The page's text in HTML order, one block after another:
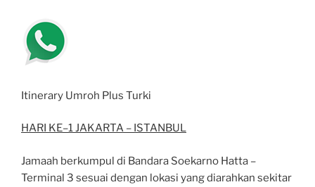
Itinerary Umroh Plus Turki
HARI KE–1 JAKARTA – ISTANBUL
Jamaah berkumpul di Bandara Soekarno Hatta –
Terminal 3 sesuai dengan lokasi yang diarahkan sekitar